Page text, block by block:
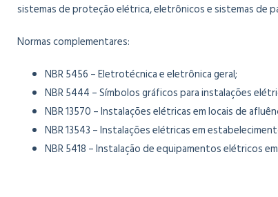
sistemas de proteção elétrica, eletrônicos e sistemas de
Normas complementares:
NBR 5456 – Eletrotécnica e eletrônica geral;
NBR 5444 – Símbolos gráficos para instalações
NBR 13570 – Instalações elétricas em locais de
NBR 13543 – Instalações elétricas em
NBR 5418 – Instalação de equipamentos elétricos